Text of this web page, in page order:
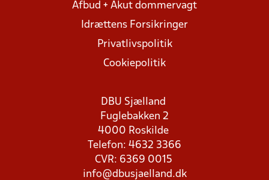
Afbud + Akut dommervagt
Idrættens Forsikringer
Privatlivspolitik
Cookiepolitik
DBU Sjælland
Fuglebakken 2
4000 Roskilde
Telefon: 4632 3366
CVR: 6369 0015
info@dbusjaelland.dk